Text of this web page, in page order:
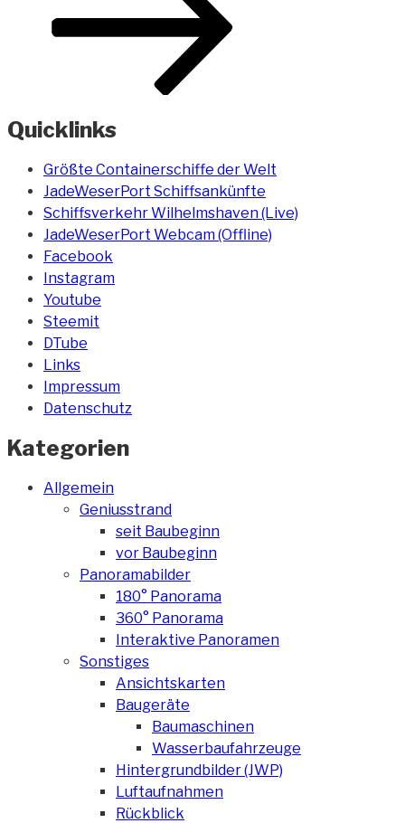
Quicklinks
Größte Containerschiffe der Welt
JadeWeserPort Schiffsankünfte
Schiffsverkehr Wilhelmshaven (Live)
JadeWeserPort Webcam (Offline)
Facebook
Instagram
Youtube
Steemit
DTube
Links
Impressum
Datenschutz
Kategorien
Allgemein
Geniusstrand
seit Baubeginn
vor Baubeginn
Panoramabilder
180° Panorama
360° Panorama
Interaktive Panoramen
Sonstiges
Ansichtskarten
Baugeräte
Baumaschinen
Wasserbaufahrzeuge
Hintergrundbilder (JWP)
Luftaufnahmen
Rückblick